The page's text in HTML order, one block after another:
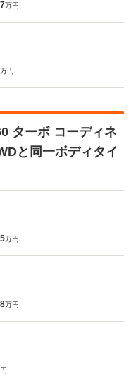
万円
万円
ターボ コーディネ
と同一ボディタイ
万円
万円